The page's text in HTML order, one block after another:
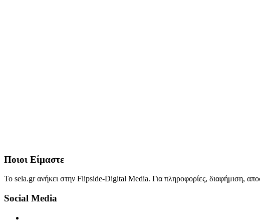
Ποιοι Είμαστε
Το sela.gr ανήκει στην Flipside-Digital Media. Για πληροφορίες, διαφήμιση,
Social Media